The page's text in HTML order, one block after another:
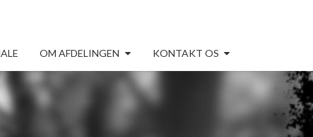
OM AFDELINGEN KONTAKT OS